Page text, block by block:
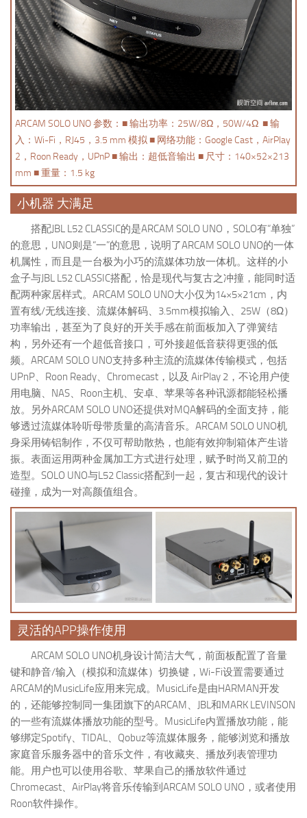
ARCAM SOLO UNO 参数：■ 输出功率：25W/8Ω，50W/4Ω ■ 输
入：Wi-Fi，RJ45，3.5 mm 模拟 ■ 网络功能：Google Cast，AirPlay
2，Roon Ready，UPnP ■ 输出：超低音输出 ■ 尺寸：140×52×213
mm ■ 重量：1.5 kg
小机器 大满足
搭配JBL L52 CLASSIC的是ARCAM SOLO UNO，SOLO有“单独”
的意思，UNO则是“一”的意思，说明了ARCAM SOLO UNO的一体
机属性，而且是一台极为小巧的流媒体功放一体机。这样的小
盒子与JBL L52 CLASSIC搭配，恰是现代与复古之冲撞，能同时适
配两种家居样式。ARCAM SOLO UNO大小仅为14×5×21cm，内
置有线/无线连接、流媒体解码、3.5mm模拟输入、25W（8Ω）
功率输出，甚至为了良好的开关手感在前面板加入了弹簧结
构，另外还有一个超低音接口，可外接超低音获得更强的低
频。ARCAM SOLO UNO支持多种主流的流媒体传输模式，包括
UPnP、Roon Ready、Chromecast，以及 AirPlay 2，不论用户使
用电脑、NAS、Roon主机、安卓、苹果等各种讯源都能轻松播
放。另外ARCAM SOLO UNO还提供对MQA解码的全面支持，能
够透过流媒体聆听母带质量的高清音乐。ARCAM SOLO UNO机
身采用铸铝制作，不仅可帮助散热，也能有效抑制箱体产生谐
振。表面运用两种金属加工方式进行处理，赋予时尚又前卫的
造型。SOLO UNO与L52 Classic搭配到一起，复古和现代的设计
碰撞，成为一对高颜值组合。
灵活的APP操作使用
ARCAM SOLO UNO机身设计简洁大气，前面板配置了音量
键和静音/输入（模拟和流媒体）切换键，Wi-Fi设置需要通过
ARCAM的MusicLife应用来完成。MusicLife是由HARMAN开发
的，还能够控制同一集团旗下的ARCAM、JBL和MARK LEVINSON
的一些有流媒体播放功能的型号。MusicLife内置播放功能，能
够绑定Spotify、TIDAL、Qobuz等流媒体服务，能够浏览和播放
家庭音乐服务器中的音乐文件，有收藏夹、播放列表管理功
能。用户也可以使用谷歌、苹果自己的播放软件通过
Chromecast、AirPlay将音乐传输到ARCAM SOLO UNO，或者使用
Roon软件操作。